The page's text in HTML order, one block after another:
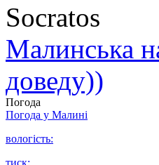
Socratos
Малинська
доведу))
Погода
Погода у Малині
вологість: